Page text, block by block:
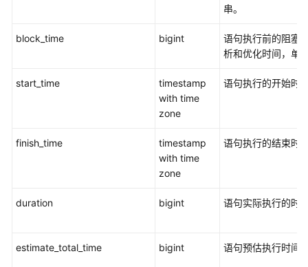
发
(9.1.1.x)
前
DWS
设
串。
block_time bigint
语句执行前的阻塞
析和优化时间，单
start_time
timestamp
with time
zone
语句执行的开始时
finish_time
timestamp
with time
zone
语句执行的结束时
duration bigint 语句实际执行的时
estimate_total_time bigint 语句预估执行时间